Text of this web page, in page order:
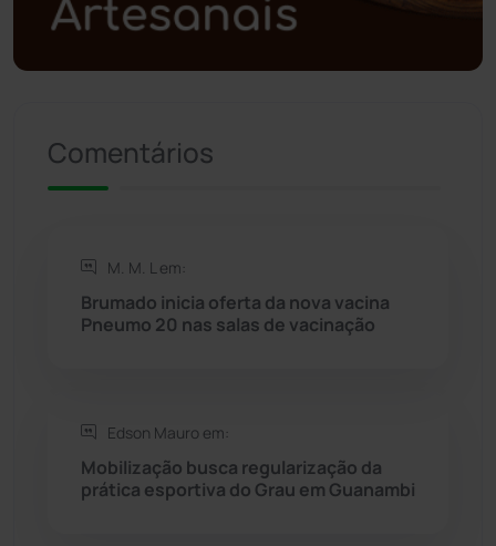
Política (03)
Presidente Jânio Qu... (125)
Rio de Contas
Rio do Antônio
Rio do Pires
Seabra
Sebastião Laranjeiras (96)
Comentários
M. M. L em:
Brumado inicia oferta da nova vacina
Pneumo 20 nas salas de vacinação
Edson Mauro em:
Mobilização busca regularização da
prática esportiva do Grau em Guanambi